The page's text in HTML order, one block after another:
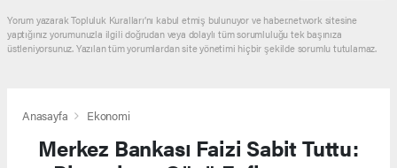
Yorum yazarak Topluluk Kuralları’nı kabul etmiş bulunuyor ve haber.network sitesine
yaptığınız yorumunuzla ilgili doğrudan veya dolaylı tüm sorumluluğu tek başınıza
üstleniyorsunuz. Yazılan tüm yorumlardan site yönetimi hiçbir şekilde sorumlu tutulamaz.
Anasayfa Ekonomi
Merkez Bankası Faizi Sabit Tuttu: